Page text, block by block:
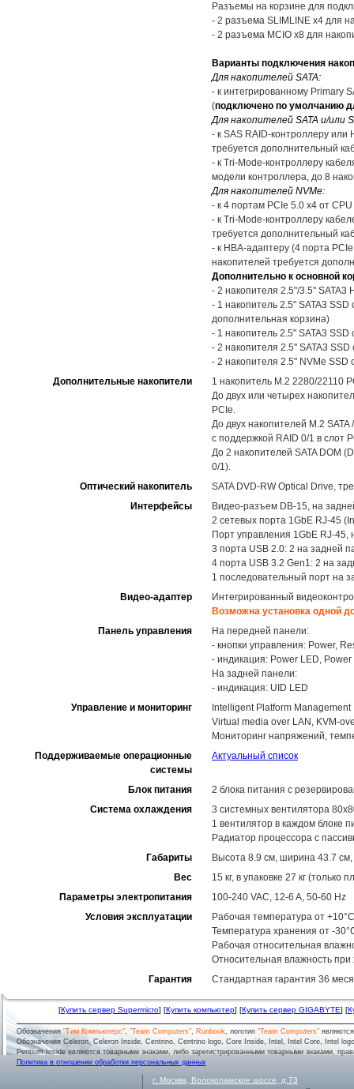
Разъемы на корзине для
- 2 разъема SLIMLINE x4 для
- 2 разъема MCIO x8 для
Варианты подключения
Для накопителей SATA:
- к интегрированному Primary
(подключено по умолчанию
Для накопителей SATA и/или
- к SAS RAID-контроллеру
требуется дополнительный
- к Tri-Mode-контроллеру
модели контроллера, до 8
Для накопителей NVMe:
- к 4 портам PCIe 5.0 x4 от
- к Tri-Mode-контроллеру
требуется дополнительный
- к HBA-адаптеру (4 порта
накопителей требуется
Дополнительно к основной
- 2 накопителя 2.5"/3.5" SATA3
- 1 накопитель 2.5" SATA3
дополнительная корзина)
- 1 накопитель 2.5" SATA3
- 2 накопителя 2.5" SATA3
- 2 накопителя 2.5" NVMe SSD
Дополнительные накопители
1 накопитель M.2 2280/22110
До двух или четырех
PCIe.
До двух накопителей M.2
с поддержкой RAID 0/1 в слот
До 2 накопителей SATA DOM
0/1).
Оптический накопитель
SATA DVD-RW Optical Drive,
Интерфейсы
Видео-разъем DB-15, на
2 сетевых порта 1GbE RJ-45
Порт управления 1GbE RJ-45,
3 порта USB 2.0: 2 на задней
4 порта USB 3.2 Gen1: 2 на
1 последовательный порт на
Видео-адаптер
Интегрированный
Возможна установка одной
Панель управления
На передней панели:
- кнопки управления: Power,
- индикация: Power LED,
На задней панели:
- индикация: UID LED
Управление и мониторинг
Intelligent Platform Management
Virtual media over LAN, KVM-
Мониторинг напряжений,
Поддерживаемые операционные
системы
Актуальный список
Блок питания
2 блока питания с
Система охлаждения
3 системных вентилятора
1 вентилятор в каждом блоке
Радиатор процессора с
Габариты
Высота 8.9 см, ширина 43.7 см,
Вес
15 кг, в упаковке 27 кг (только
Параметры электропитания
100-240 VAC, 12-6 A, 50-60 Hz
Условия эксплуатации
Рабочая температура от
Температура хранения от -
Рабочая относительная
Относительная влажность
Гарантия
Стандартная гарантия 36
[Купить сервер Supermicro] [Купить компьютер] [Купить сервер GIGABYTE] [
Обозначения"Тим Компьютерс", "Team Computers", Runbook, логотип "Team Computers"
Обозначения Celeron, Celeron Inside, Centrino, Centrino logo, Core Inside, Intel, Intel Core, Intel
Pentium Inside являются товарными знаками, либо зарегистрированными товарными знаками,
Политика в отношении обработки персональных данных
г. Москва
Волоколамское шоссе, д.73